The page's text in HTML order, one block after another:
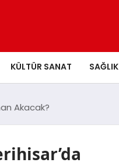
KÜLTÜR SANAT SAĞLIK
Akacak?